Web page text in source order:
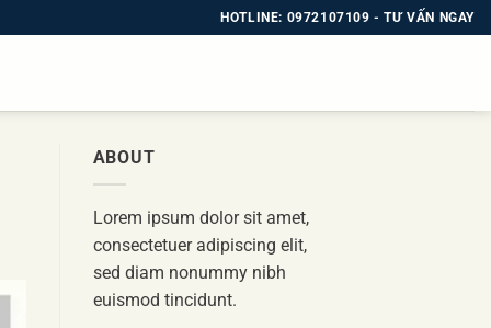
HOTLINE: 0972107109 - TƯ VẤN NGAY
ABOUT
Lorem ipsum dolor sit amet,
consectetuer adipiscing elit,
sed diam nonummy nibh
euismod tincidunt.